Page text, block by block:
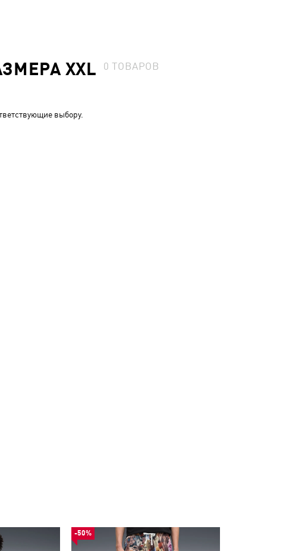
XXL 0ТОВАРОВ
выбору.
-50%